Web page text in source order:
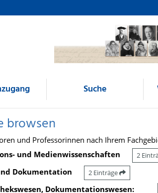
Suche
browsen
und Professorinnen nach Ihrem
und Medienwissenschaften
2
Dokumentation 2 Einträge
Dokumentationswesen: